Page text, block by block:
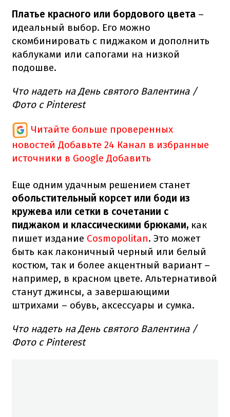
Платье красного или бордового цвета –
идеальный выбор. Его можно
скомбинировать с пиджаком и дополнить
каблуками или сапогами на низкой
подошве.
Что надеть на День святого Валентина /
Фото с Pinterest
Читайте больше проверенных
новостей Добавьте 24 Канал в избранные
источники в Google Добавить
Еще одним удачным решением станет
обольстительный корсет или боди из
кружева или сетки в сочетании с
пиджаком и классическими брюками, как
пишет издание Cosmopolitan. Это может
быть как лаконичный черный или белый
костюм, так и более акцентный вариант –
например, в красном цвете. Альтернативой
станут джинсы, а завершающими
штрихами – обувь, аксессуары и сумка.
Что надеть на День святого Валентина /
Фото с Pinterest